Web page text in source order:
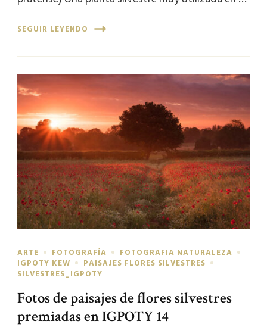
SEGUIR LEYENDO
ARTE FOTOGRAFÍA
FOTOGRAFIA NATURALEZA
IGPOTY KEW
PAISAJES FLORES SILVESTRES
SILVESTRES_IGPOTY
Fotos de paisajes de flores silvestres
premiadas en IGPOTY 14